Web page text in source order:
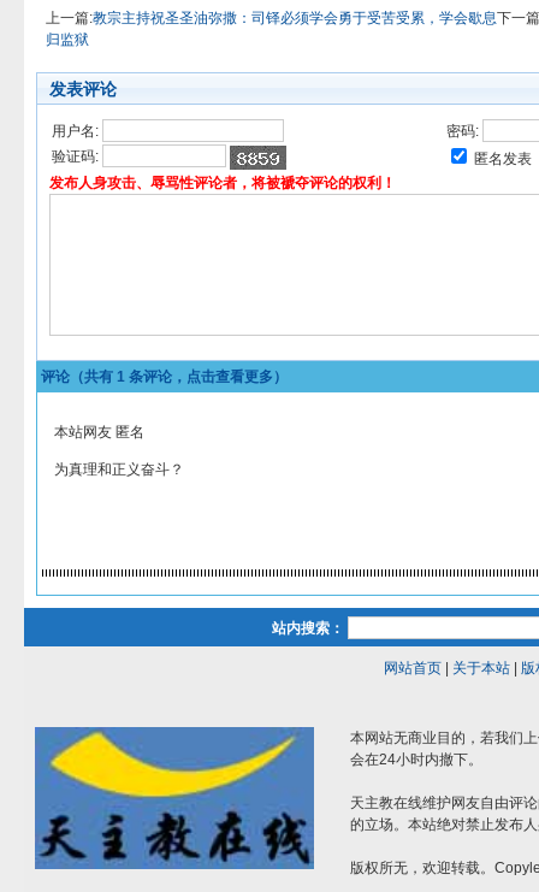
上一篇:教宗主持祝圣圣油弥撒：司铎必须学会勇于受苦受累，学会歇息下一
归监狱
发表评论
用户名:
密码:
验证码:
匿名发表
发布人身攻击、辱骂性评论者，将被褫夺评论的权利！
评论（共有 1 条评论，点击查看更多）
本站网友 匿名
为真理和正义奋斗？
站内搜索：
网站首页| 关于本站| 版
本网站无商业目的，若我们
会在24小时内撤下。
天主教在线维护网友自由评
的立场。本站绝对禁止发布
版权所无，欢迎转载。